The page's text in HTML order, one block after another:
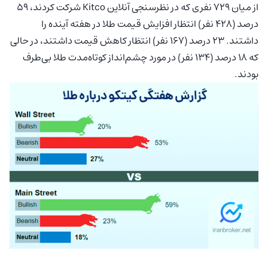
از میان ۷۲۹ نفری که در نظرسنجی آنلاین Kitco شرکت کردند، ۵۹
درصد (۴۲۸ نفر) انتظار افزایش قیمت طلا در هفته آینده را
داشتند. ۲۳ درصد (۱۶۷ نفر) انتظار کاهش قیمت داشتند، در حالی
که ۱۸ درصد (۱۳۴ نفر) در مورد چشم‌انداز کوتاه‌مدت طلا بی‌طرف
بودند.